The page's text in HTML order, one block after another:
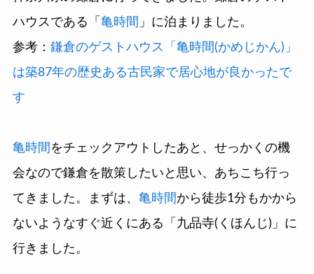
ハウスである「 亀時間 」に泊まりました。
参考： 鎌倉のゲストハウス「亀時間(かめじかん)」
は築87年の歴史ある古民家で居心地が良かったで
す
亀時間 をチェックアウトしたあと、せっかくの機
会なので鎌倉を散策したいと思い、あちこち行っ
てきました。まずは、 亀時間から徒歩1分もかから
ないようなすぐ近くにある「九品寺(くほんじ)」に
行きました。